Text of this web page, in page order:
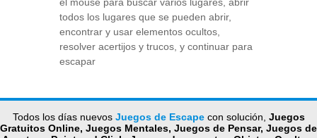
todos los lugares que se pueden abrir,
encontrar y usar elementos ocultos,
resolver acertijos y trucos, y continuar para
escapar
Todos los días nuevos Juegos de Escapecon solución, Juegos
Gratuitos Online, Juegos Mentales, Juegos de Pensar, Juegos de